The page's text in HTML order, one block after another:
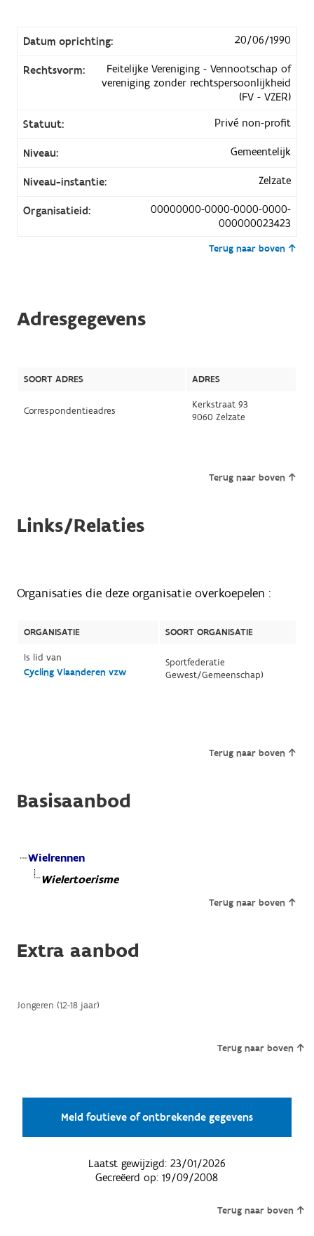
Datum oprichting: 20/06/1990
Rechtsvorm:
Feitelijke Vereniging - Vennootschap of
vereniging zonder rechtspersoonlijkheid
(FV - VZER)
Statuut:
Privé non-profit
Niveau: Gemeentelijk
Niveau-instantie: Zelzate
Organisatieid:
00000000-0000-0000-0000-
000000023423
Terug naar boven
Adresgegevens
SOORT ADRES ADRES
Correspondentieadres
Kerkstraat 93
9060 Zelzate
Terug naar boven
Links/Relaties
Organisaties die deze organisatie overkoepelen :
ORGANISATIE
SOORT ORGANISATIE
Is lid van
Cycling Vlaanderen vzw
Sportfederatie
Gewest/Gemeenschap)
Terug naar boven
Basisaanbod
Wielrennen
Wielertoerisme
Terug naar boven
Extra aanbod
Jongeren (12-18 jaar)
Terug naar boven
Meld foutieve of ontbrekende gegevens
Laatst gewijzigd: 23/01/2026
Gecreëerd op:19/09/2008
Terug naar boven